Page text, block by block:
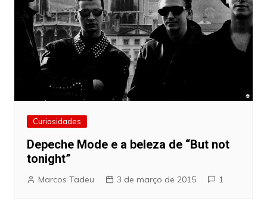
Curiosidades
Depeche Mode e a beleza de “But not
tonight”
Marcos Tadeu 3 de março de 2015 1